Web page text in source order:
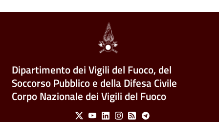
Dipartimento dei Vigili del Fuoco, del
Soccorso Pubblico e della Difesa Civile
Corpo Nazionale dei Vigili del Fuoco
Social Menu
X YoutubeLinkedinInstagram
Feed Telegram